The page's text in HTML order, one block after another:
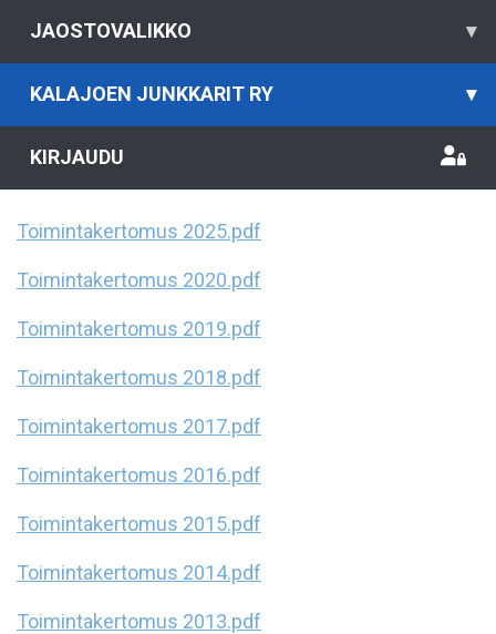
JAOSTOVALIKKO ▾
KALAJOEN JUNKKARIT RY ▾
KIRJAUDU
Toimintakertomus 2025.pdf
Toimintakertomus 2020.pdf
Toimintakertomus 2019.pdf
Toimintakertomus 2018.pdf
Toimintakertomus 2017.pdf
Toimintakertomus 2016.pdf
Toimintakertomus 2015.pdf
Toimintakertomus 2014.pdf
Toimintakertomus 2013.pdf